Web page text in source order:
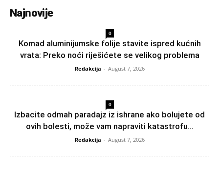
Najnovije
0
Komad aluminijumske folije stavite ispred kućnih
vrata: Preko noći riješićete se velikog problema
Redakcija - August 7, 2026
0
Izbacite odmah paradajz iz ishrane ako bolujete od
ovih bolesti, može vam napraviti katastrofu...
Redakcija - August 7, 2026